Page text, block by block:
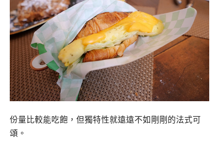
份量比較能吃飽，但獨特性就遠遠不如剛剛的法式可
頌。